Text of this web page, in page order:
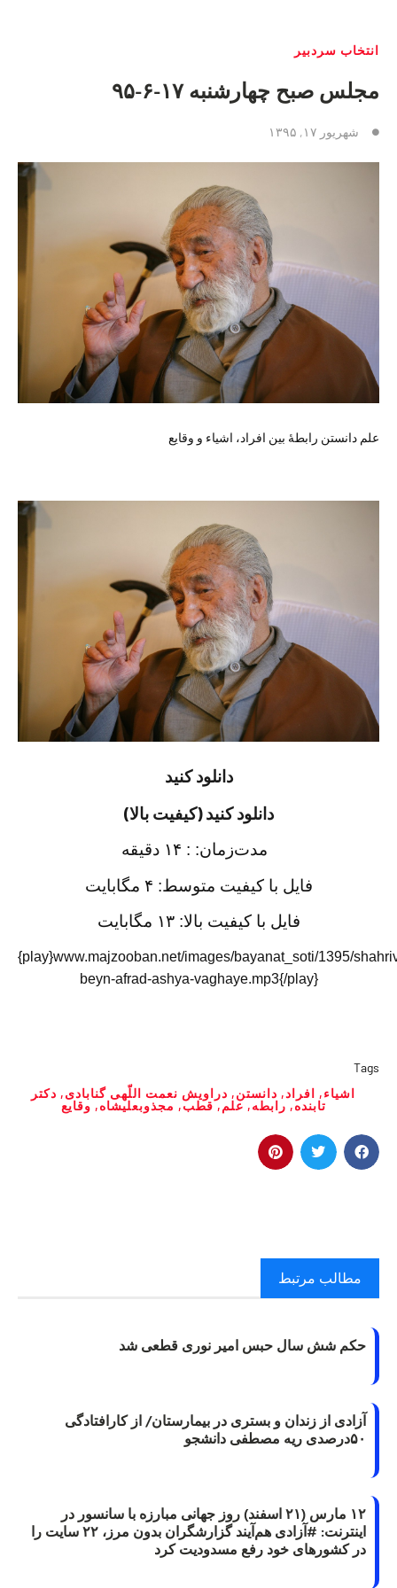
انتخاب سردبیر
مجلس صبح چهارشنبه ١٧-۶-٩۵
شهریور ۱۷, ۱۳۹۵
علم دانستن رابطهٔ بین افراد، اشیاء و وقایع
دانلود کنید
دانلود کنید (کیفیت بالا)
مدت‌زمان: : ١۴ دقیقه
فايل باکیفیت متوسط: ۴ مگابایت
فايل با کیفیت بالا: ۱۳ مگابایت
{play}www.majzooban.net/images/bayanat_soti/1395/
beyn-afrad-ashya-vaghaye.mp3{/play}
Tags
اشیاء, افراد, دانستن, دراویش نعمت اللّهی گنابادی, دکتر
تابنده, رابطه,علم,قطب, مجذوبعلیشاه, وقایع
مطالب مرتبط
حکم شش سال حبس امیر نوری قطعی شد
آزادی از زندان و بستری در بیمارستان/ از کارافتادگی
۵۰درصدی ریه مصطفی دانشجو
۱۲ مارس (۲۱ اسفند) روز جهانی مبارزه با سانسور در
اینترنت: #آزادی هم‌آیند گزارشگران‌ بدون مرز، ۲۲ سایت را
در کشورهای خود رفع مسدودیت کرد